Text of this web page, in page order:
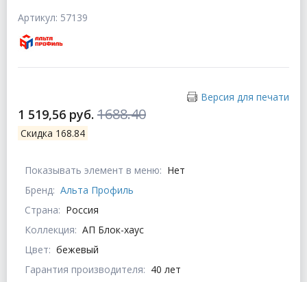
Артикул: 57139
Версия для печати
1 519,56 руб. 1688.40
Скидка 168.84
Показывать элемент в меню: Нет
Бренд: Альта Профиль
Страна: Россия
Коллекция: АП Блок-хаус
Цвет: бежевый
Гарантия производителя: 40 лет